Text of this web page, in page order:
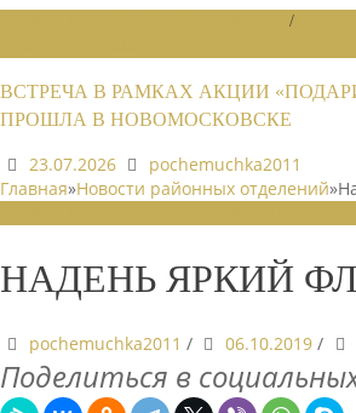
/
ВСТРЕЧА В РАМКАХ АКЦИИ
ПРОШЛА В НОВОМОСКОВСКЕ
23.07.2026
pochemuchka2011
Главная»Новости районных отделений»
НАДЕНЬ ЯРКИЙ
pochemuchka2011 / 06.10.2019 /
Поделиться в